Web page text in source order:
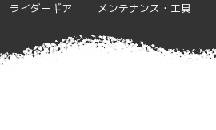
ライダーギア メンテナンス・工具